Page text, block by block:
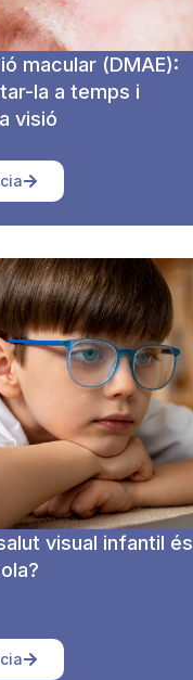
macular (DMAE):
la a temps i
visió
visual infantil és